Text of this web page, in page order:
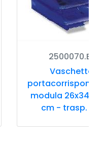
2500070.BL
Vaschetta
modula
cm - trasp. blu